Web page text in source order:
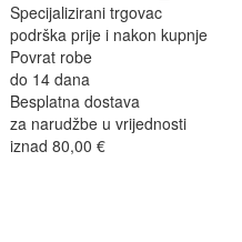
Specijalizirani trgovac
podrška prije i nakon kupnje
Povrat robe
do 14 dana
Besplatna dostava
za narudžbe u vrijednosti
iznad 80,00 €